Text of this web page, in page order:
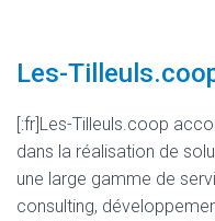
Les-
[:fr]Les-Tilleuls.coop
dans la réalisation de
une large gamme de
consulting,